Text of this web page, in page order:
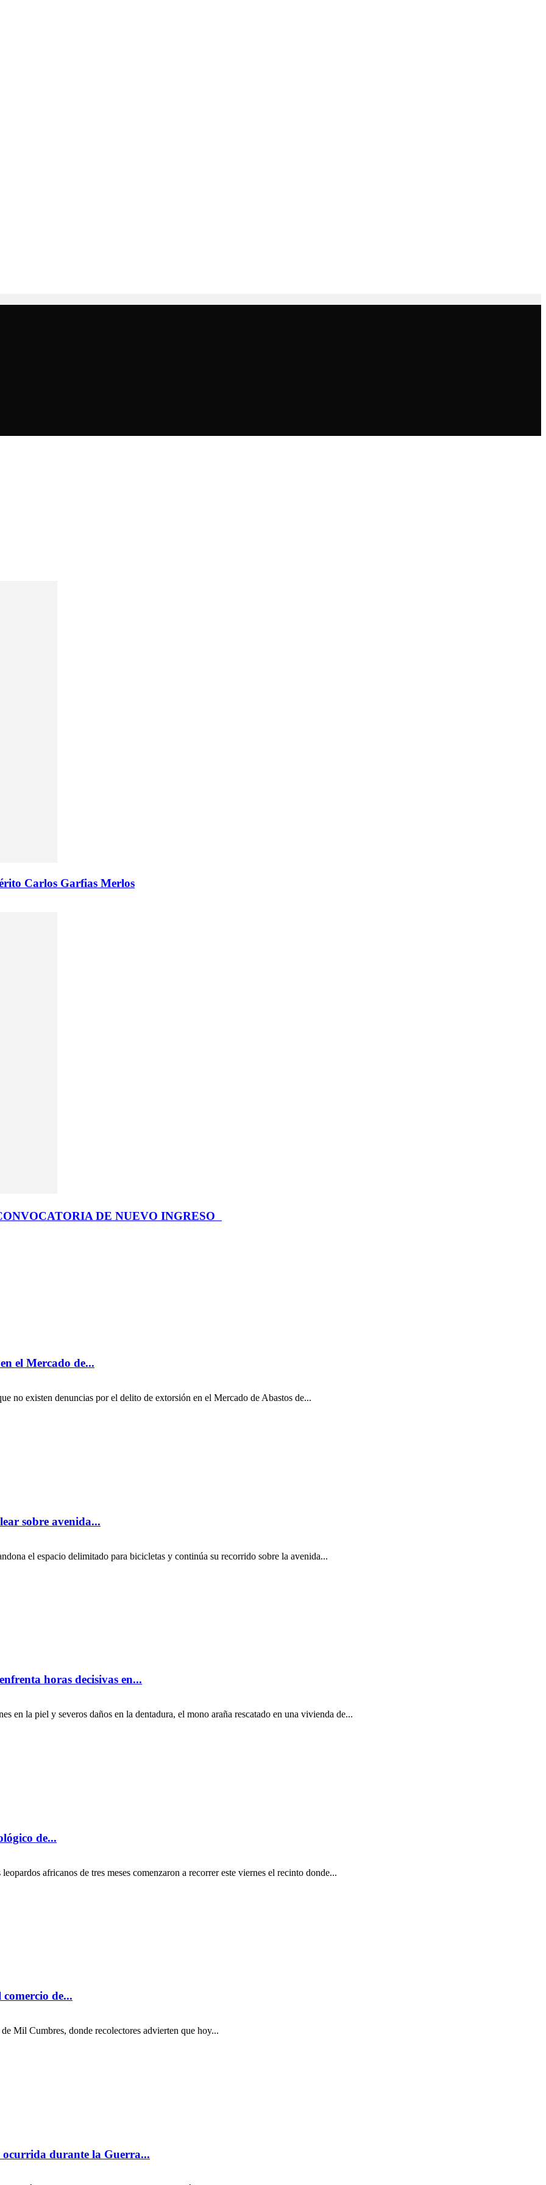
Carlos Garfias Merlos
DE NUEVO INGRESO
el Mercado de...
no existen denuncias por el delito de extorsión en el Mercado de Abastos de...
sobre avenida...
el espacio delimitado para bicicletas y continúa su recorrido sobre la avenida...
horas decisivas en...
en la piel y severos daños en la dentadura, el mono araña rescatado en una vivienda de...
de...
africanos de tres meses comenzaron a recorrer este viernes el recinto donde...
de...
Mil Cumbres, donde recolectores advierten que hoy...
durante la Guerra...